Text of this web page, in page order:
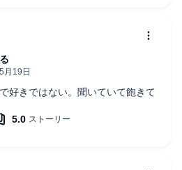
好きではない。聞いていて飽きて